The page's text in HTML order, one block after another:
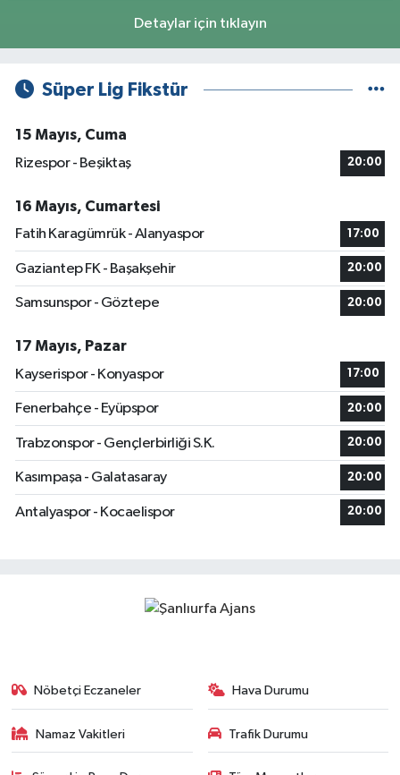
Detaylar için tıklayın
Süper Lig Fikstür
15 Mayıs, Cuma
Rizespor - Beşiktaş
20:00
16 Mayıs, Cumartesi
Fatih Karagümrük - Alanyaspor
17:00
Gaziantep FK - Başakşehir 20:00
Samsunspor - Göztepe 20:00
17 Mayıs, Pazar
Kayserispor - Konyaspor
17:00
Fenerbahçe - Eyüpspor 20:00
Trabzonspor - Gençlerbirliği S.K. 20:00
Kasımpaşa - Galatasaray 20:00
Antalyaspor - Kocaelispor 20:00
Nöbetçi Eczaneler Hava Durumu
Namaz Vakitleri Trafik Durumu